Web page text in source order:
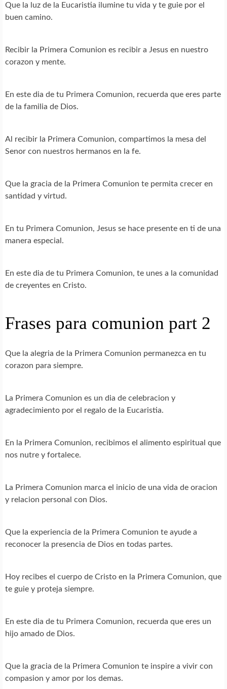
Que la luz de la Eucaristia ilumine tu vida y te guie por el
buen camino.
Recibir la Primera Comunion es recibir a Jesus en nuestro
corazon y mente.
En este dia de tu Primera Comunion, recuerda que eres parte
de la familia de Dios.
Al recibir la Primera Comunion, compartimos la mesa del
Senor con nuestros hermanos en la fe.
Que la gracia de la Primera Comunion te permita crecer en
santidad y virtud.
En tu Primera Comunion, Jesus se hace presente en ti de una
manera especial.
En este dia de tu Primera Comunion, te unes a la comunidad
de creyentes en Cristo.
Frases para comunion part 2
Que la alegria de la Primera Comunion permanezca en tu
corazon para siempre.
La Primera Comunion es un dia de celebracion y
agradecimiento por el regalo de la Eucaristia.
En la Primera Comunion, recibimos el alimento espiritual que
nos nutre y fortalece.
La Primera Comunion marca el inicio de una vida de oracion
y relacion personal con Dios.
Que la experiencia de la Primera Comunion te ayude a
reconocer la presencia de Dios en todas partes.
Hoy recibes el cuerpo de Cristo en la Primera Comunion, que
te guie y proteja siempre.
En este dia de tu Primera Comunion, recuerda que eres un
hijo amado de Dios.
Que la gracia de la Primera Comunion te inspire a vivir con
compasion y amor por los demas.